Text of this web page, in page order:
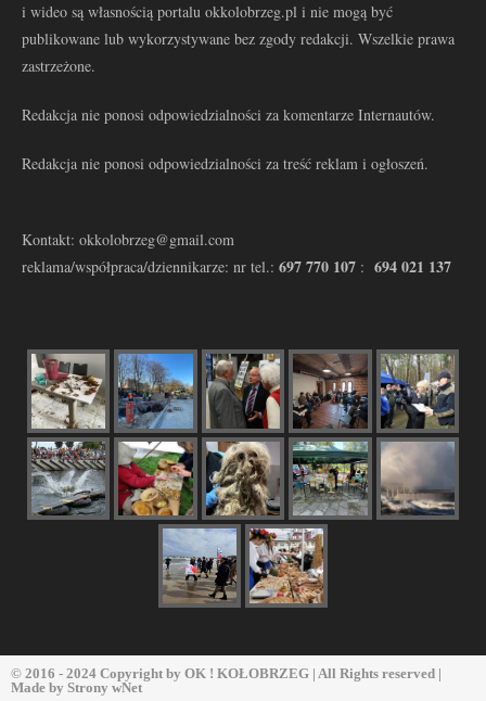
i wideo są własnością portalu okkolobrzeg.pl i nie mogą być
publikowane lub wykorzystywane bez zgody redakcji. Wszelkie prawa
zastrzeżone.
Redakcja nie ponosi odpowiedzialności za komentarze Internautów.
Redakcja nie ponosi odpowiedzialności za treść reklam i ogłoszeń.
Kontakt: okkolobrzeg@gmail.com
reklama/współpraca/dziennikarze: nr tel.: 697 770 107 : 694 021 137
© 2016 - 2024 Copyright by OK ! KOŁOBRZEG | All Rights reserved |
Made by Strony wNet